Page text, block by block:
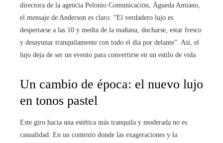
directora de la agencia Pelonio Comunicación, Águeda Amiano,
el mensaje de Anderson es claro: “El verdadero lujo es
despertarse a las 10 y media de la mañana, ducharse, estar fresco
y desayunar tranquilamente con todo el día por delante”. Así, el
lujo deja de ser un evento para convertirse en un estilo de vida.
Un cambio de época: el nuevo lujo
en tonos pastel
Este giro hacia una estética más tranquila y moderada no es
casualidad. En un contexto donde las exageraciones y la